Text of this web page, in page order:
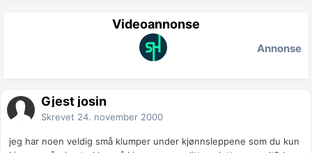
Videoannonse
Annonse
Gjest josin
Skrevet 24. november 2000
jeg har noen veldig små klumper under kjønnsleppene som du kun